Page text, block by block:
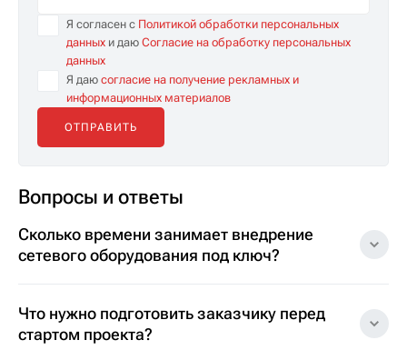
Я согласен с Политикой обработки персональных
данных и даю Согласие на обработку персональных
данных
Я даю согласие на получение рекламных и
информационных материалов
Вопросы и ответы
Сколько времени занимает внедрение
сетевого оборудования под ключ?
Что нужно подготовить заказчику перед
стартом проекта?